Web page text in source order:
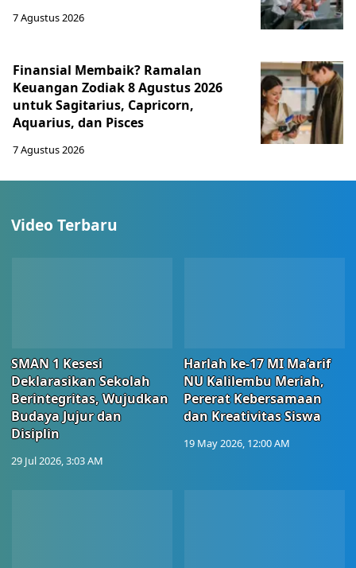
7 Agustus 2026
Finansial Membaik? Ramalan
Keuangan Zodiak 8 Agustus 2026
untuk Sagitarius, Capricorn,
Aquarius, dan Pisces
7 Agustus 2026
Video Terbaru
SMAN 1 Kesesi
Deklarasikan Sekolah
Berintegritas, Wujudkan
Budaya Jujur dan
Disiplin
29 Jul 2026, 3:03 AM
Harlah ke-17 MI Ma’arif
NU Kalilembu Meriah,
Pererat Kebersamaan
dan Kreativitas Siswa
19 May 2026, 12:00 AM